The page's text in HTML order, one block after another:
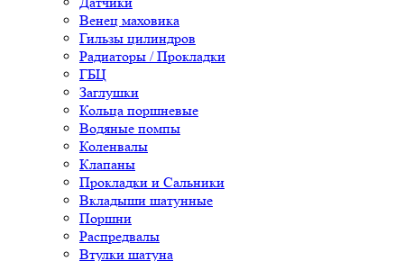
Венец маховика
Гильзы цилиндров
Радиаторы / Прокладки
ГБЦ
Заглушки
Кольца поршневые
Водяные помпы
Коленвалы
Клапаны
Прокладки и Сальники
Вкладыши шатунные
Поршни
Распредвалы
Втулки шатуна